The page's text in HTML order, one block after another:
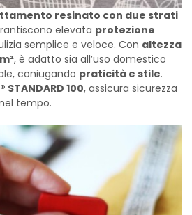
resinato con due strati
elevata protezione
semplice e veloce. Con altezza
, è adatto sia all’uso domestico
coniugando praticità e stile.
STANDARD 100, assicura sicurezza
tempo.